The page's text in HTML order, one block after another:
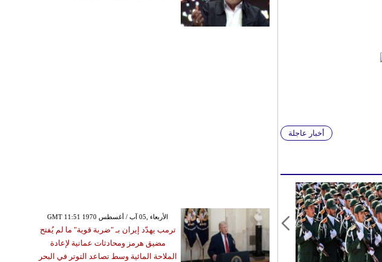
أخبار عاجلة
GMT 11:51 1970 الأربعاء ,05 آب / أغسطس
ترمب يهدّد إيران بـ "ضربة قوية" ما لم يُفتح
مضيق هرمز ومحادثات عمانية لإعادة
الملاحة المائية وسط تصاعد التوتر في البحر